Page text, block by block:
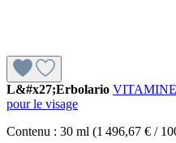
L&#x27;Erbolario VITAMINE
pour le visage
Contenu : 30 ml (1 496,67 € /